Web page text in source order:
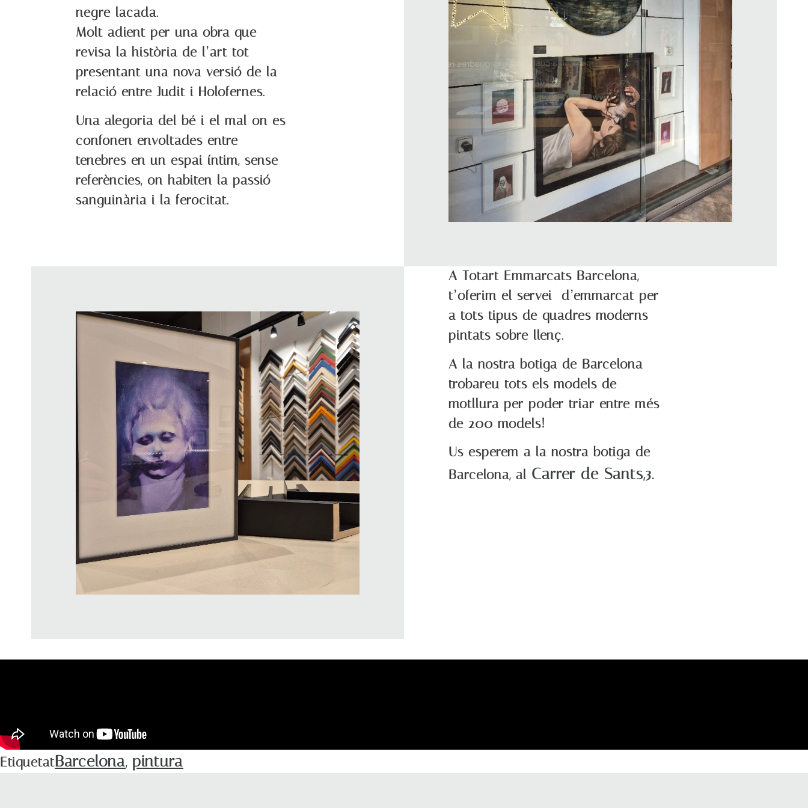
negre lacada.
Molt adient per una obra que
revisa la història de l’art tot
presentant una nova versió de la
relació entre Judit i Holofernes.
Una alegoria del bé i el mal on es
confonen envoltades entre
tenebres en un espai íntim, sense
referències, on habiten la passió
sanguinària i la ferocitat.
A Totart Emmarcats Barcelona,
t’oferim el servei d’emmarcat per
a tots tipus de quadres moderns
pintats sobre llenç.
A la nostra botiga de Barcelona
trobareu tots els models de
motllura per poder triar entre més
de 200 models!
Us esperem a la nostra botiga de
Barcelona, al Carrer de Sants,3.
EtiquetatBarcelona, pintura